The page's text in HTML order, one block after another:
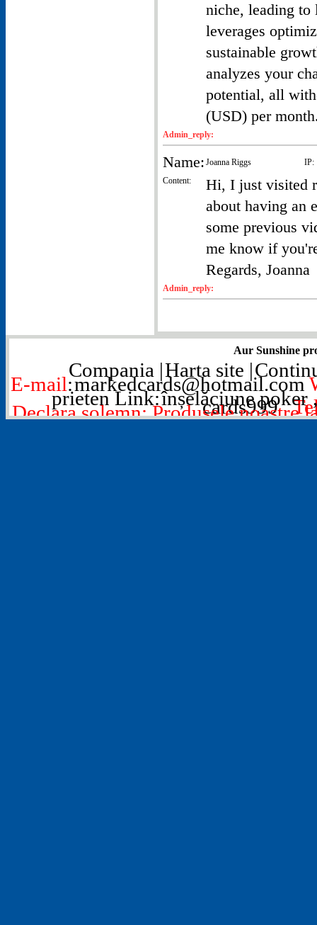
niche, leading to
leverages
sustainable
analyzes your
potential, all
(USD) per
Admin_reply:
Name: Joanna Riggs
IP:
Content:
Hi, I just visited
about having an
some previous
me know if
Regards, Joanna
Admin_reply:
Aur Sunshine
Compania |Harta site |
E-mail:markedcards@hotmail.com
cards999
prieten Link:înșelăciune poker
Declara solemn: Produsele noastre